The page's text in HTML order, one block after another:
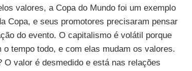
valores, a Copa do Mundo foi um exemplo
Copa, e seus promotores precisaram pensar
do evento. O capitalismo é volátil porque
tempo todo, e com elas mudam os valores.
valor é desmedido e está nas relações